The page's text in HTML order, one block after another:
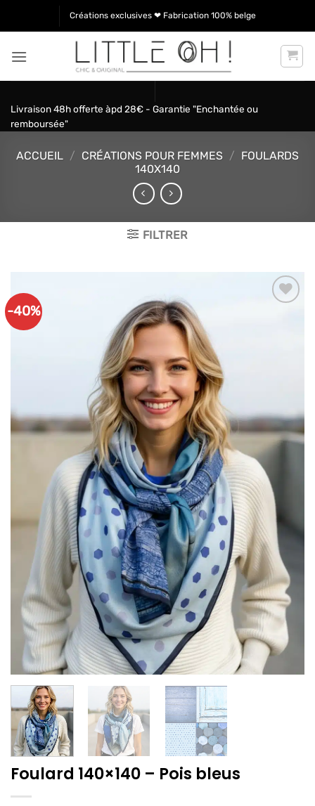
Créations exclusives ❤ Fabrication 100% belge
Livraison 48h offerte àpd 28€ - Garantie "Enchantée ou
remboursée"
ACCUEIL / CRÉATIONS POUR FEMMES / FOULARDS
140X140
FILTRER
-40%
Foulard 140×140 – Pois bleus